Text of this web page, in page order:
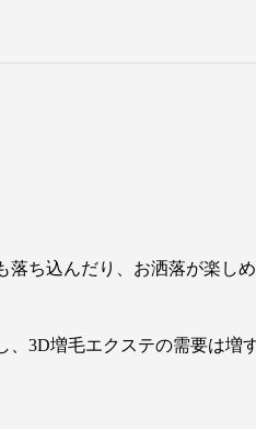
ち込んだり、お洒落が楽し
3D増毛エクステの需要は増